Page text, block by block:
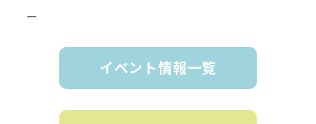
ー
イベント情報一覧